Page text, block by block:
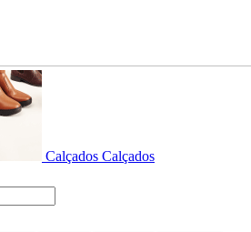
Calçados Calçados